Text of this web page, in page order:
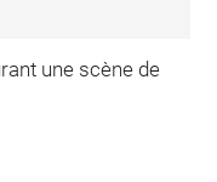
une scène de